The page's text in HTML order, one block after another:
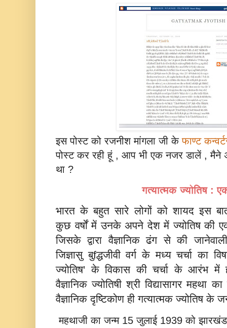
इस पोस्‍ट को रजनीश मांगला जी केफाण्‍‍ट
पोस्‍ट कर रही हूं , आप भी एक नजर डालें , मैने
था ?
गत्‍यात्‍मक ज्‍योतिष :
भारत के बहुत सारे लोगों को शायद इस
कुछ वर्षों में उनके अपने देश में ज्योतिष की
जिसके द्वारा वैज्ञानिक ढंग से की
जिज्ञासु बुfद्धजीवी वर्ग के मध्य चर्चा का
ज्योतिष' के विकास की चर्चा के आरंभ में
वैज्ञानिक ज्योतिषी श्री विद्यासागर महथा
वैज्ञानिक दृष्टिकोण ही गत्यात्मक ज्योतिष के
महथाजी का जन्म 15 जुलाई 1939 को